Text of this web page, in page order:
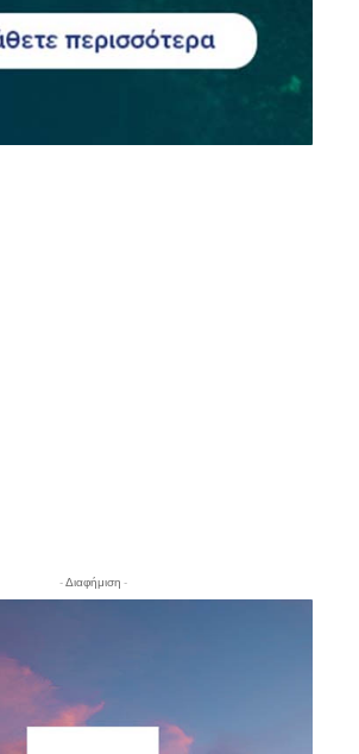
- Διαφήμιση -